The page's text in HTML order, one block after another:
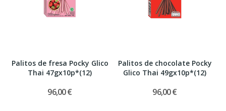
Palitos de fresa Pocky Glico
Thai 47gx10p*(12)
96,00 €
Palitos de chocolate Pocky
Glico Thai 49gx10p*(12)
96,00 €